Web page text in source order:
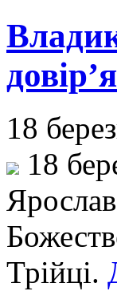
довір’я
18
18
Трійці.